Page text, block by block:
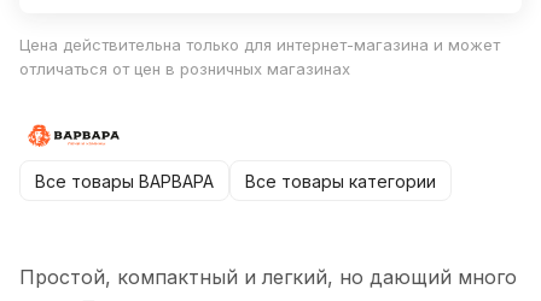
Цена действительна только для интернет-магазина и может
отличаться от цен в розничных магазинах
Все товары ВАРВАРА Все товары категории
Простой, компактный и легкий, но дающий много